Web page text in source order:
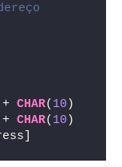
CHAR( 10 )
CHAR( 10 )